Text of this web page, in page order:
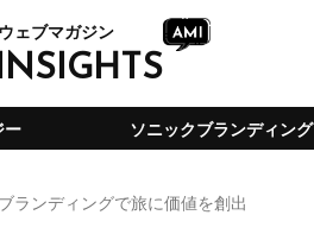
ェブマガジン
ー ソニックブランディング
ランディングで旅に価値を創出